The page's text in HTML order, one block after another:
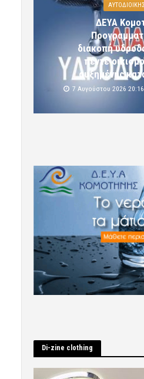
ΔΕΥΑ
διακοπή
πέντε
αυξημένης
7 Αυγούστου 2026 20:16
Di-zine clothing